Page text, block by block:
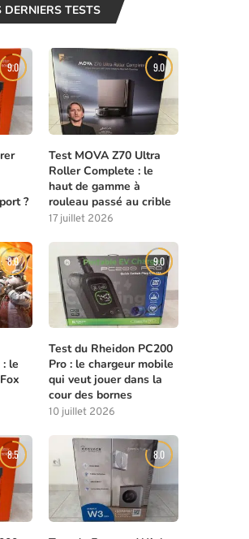
DERNIERS TESTS
9.0
?
9.0
Test MOVA Z70 Ultra
Roller Complete : le
haut de gamme à
rouleau passé au crible
17 juillet 2026
8.0
le
9.0
Test du Rheidon PC200
Pro : le chargeur mobile
qui veut jouer dans la
cour des bornes
10 juillet 2026
8.5 8.0